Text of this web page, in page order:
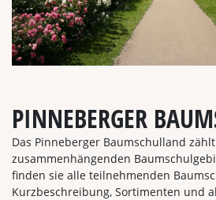
PINNEBERGER
Das Pinneberger Baumschulland
zusammenhängenden
finden sie alle teilnehmenden
Kurzbeschreibung, Sortimenten und